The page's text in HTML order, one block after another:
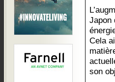
Japon
Cela
son